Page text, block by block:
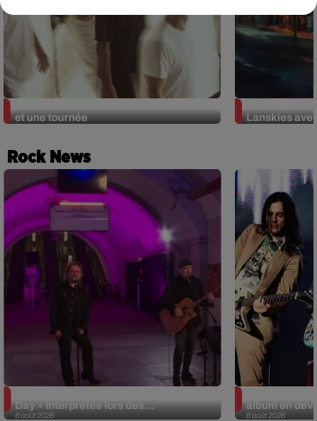
et une tournée
Lanskies
Rock News
6 août 2026
Day » interprétée lors des...
6 août 2026
album en